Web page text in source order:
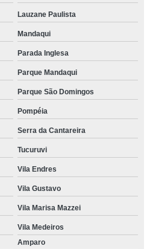
Lauzane Paulista
Mandaqui
Parada Inglesa
Parque Mandaqui
Parque São Domingos
Pompéia
Serra da Cantareira
Tucuruvi
Vila Endres
Vila Gustavo
Vila Marisa Mazzei
Vila Medeiros
Amparo